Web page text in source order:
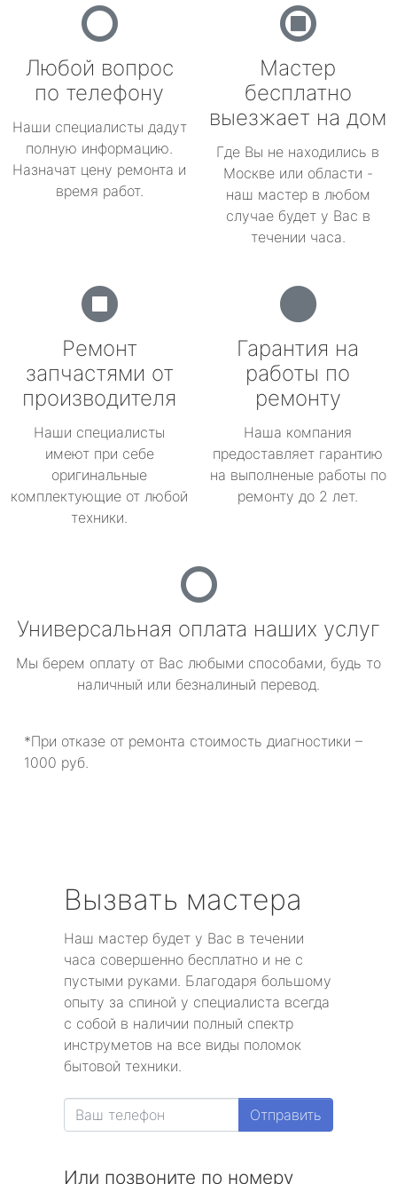
Любой вопрос
по телефону
Наши специалисты дадут
полную информацию.
Назначат цену ремонта и
время работ.
Мастер
бесплатно
выезжает на дом
Где Вы не находились в
Москве или области -
наш мастер в любом
случае будет у Вас в
течении часа.
Ремонт
запчастями от
производителя
Наши специалисты
имеют при себе
оригинальные
комплектующие от любой
техники.
Гарантия на
работы по
ремонту
Наша компания
предоставляет гарантию
на выполненые работы по
ремонту до 2 лет.
Универсальная оплата наших услуг
Мы берем оплату от Вас любыми способами, будь то
наличный или безналиный перевод.
*При отказе от ремонта стоимость диагностики –
1000 руб.
Вызвать мастера
Наш мастер будет у Вас в течении
часа совершенно бесплатно и не с
пустыми руками. Благодаря большому
опыту за спиной у специалиста всегда
с собой в наличии полный спектр
инструметов на все виды поломок
бытовой техники.
Отправить
Или позвоните по номеру